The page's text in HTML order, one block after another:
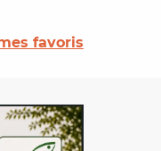
favoris